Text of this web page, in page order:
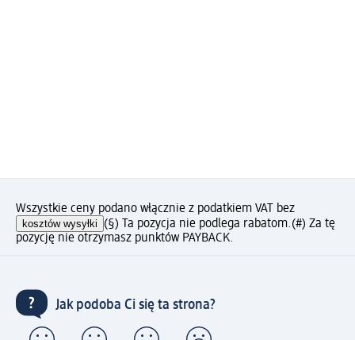
Wszystkie ceny podano włącznie z podatkiem VAT bez
kosztów wysyłki (§) Ta pozycja nie podlega rabatom.(#) Za tę
pozycję nie otrzymasz punktów PAYBACK.
Jak podoba Ci się ta strona?